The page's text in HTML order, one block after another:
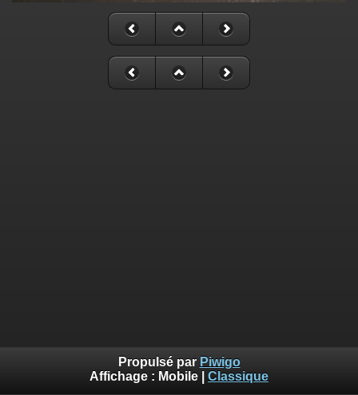
Propulsé par Piwigo
Affichage : Mobile Classique